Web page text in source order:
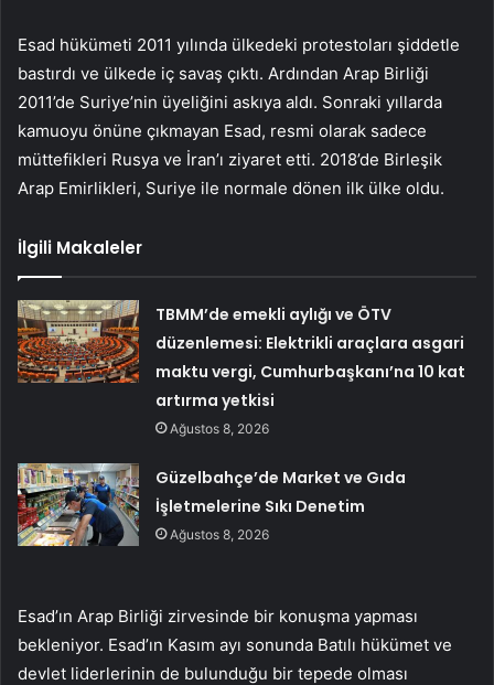
Esad hükümeti 2011 yılında ülkedeki protestoları şiddetle
bastırdı ve ülkede iç savaş çıktı. Ardından Arap Birliği
2011’de Suriye’nin üyeliğini askıya aldı. Sonraki yıllarda
kamuoyu önüne çıkmayan Esad, resmi olarak sadece
müttefikleri Rusya ve İran’ı ziyaret etti. 2018’de Birleşik
Arap Emirlikleri, Suriye ile normale dönen ilk ülke oldu.
İlgili Makaleler
TBMM’de emekli aylığı ve ÖTV
düzenlemesi: Elektrikli araçlara asgari
maktu vergi, Cumhurbaşkanı’na 10 kat
artırma yetkisi
Ağustos 8, 2026
Güzelbahçe’de Market ve Gıda
İşletmelerine Sıkı Denetim
Ağustos 8, 2026
Esad’ın Arap Birliği zirvesinde bir konuşma yapması
bekleniyor. Esad’ın Kasım ayı sonunda Batılı hükümet ve
devlet liderlerinin de bulunduğu bir tepede olması